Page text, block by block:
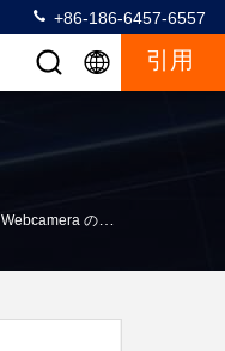
+86-186-6457-6557
引用
Webcamera の TCP/IP ネットワークの自己サービス IC カード読取り装置の小型カーブ